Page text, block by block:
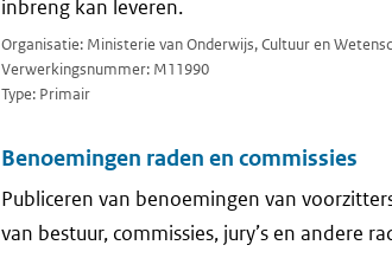
inbreng kan leveren.
Organisatie: Ministerie van Onderwijs, Cultuur en
Verwerkingsnummer: M11990
Type: Primair
Benoemingen raden en commissies
Publiceren van benoemingen van
van bestuur, commissies, jury’s en andere